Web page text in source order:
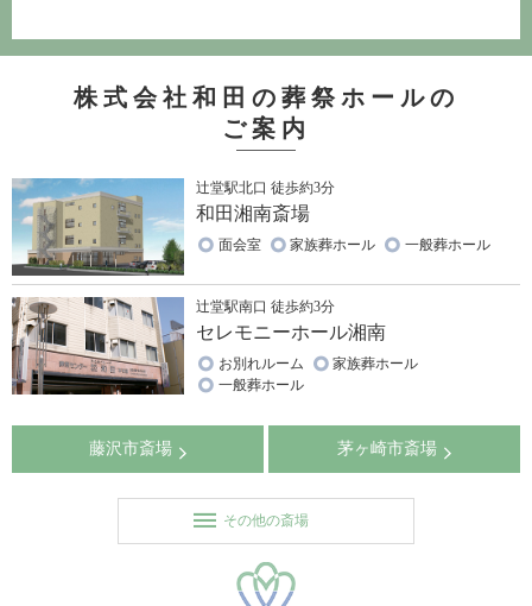
株式会社和田の葬祭ホールの
ご案内
辻堂駅北口 徒歩約3分
和田湘南斎場
面会室 家族葬ホール 一般葬ホール
辻堂駅南口 徒歩約3分
セレモニーホール湘南
お別れルーム
家族葬ホール
一般葬ホール
藤沢市斎場 茅ヶ崎市斎場
その他の斎場